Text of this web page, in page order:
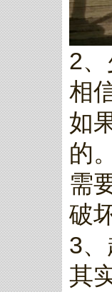
2
相
如
的
需
破
3
其